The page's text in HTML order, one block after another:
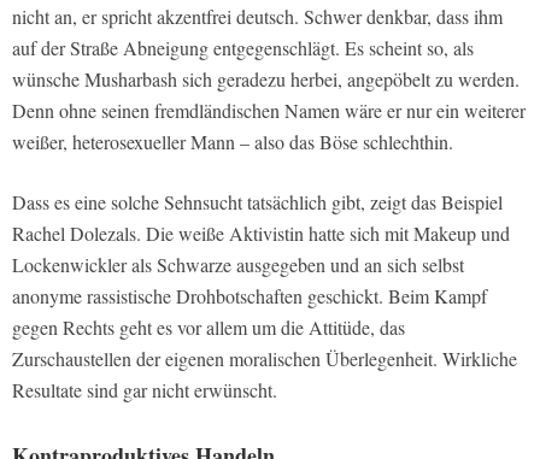
nicht an, er spricht akzentfrei deutsch. Schwer denkbar, dass ihm
auf der Straße Abneigung entgegenschlägt. Es scheint so, als
wünsche Musharbash sich geradezu herbei, angepöbelt zu werden.
Denn ohne seinen fremdländischen Namen wäre er nur ein weiterer
weißer, heterosexueller Mann – also das Böse schlechthin.
Dass es eine solche Sehnsucht tatsächlich gibt, zeigt das Beispiel
Rachel Dolezals. Die weiße Aktivistin hatte sich mit Makeup und
Lockenwickler als Schwarze ausgegeben und an sich selbst
anonyme rassistische Drohbotschaften geschickt. Beim Kampf
gegen Rechts geht es vor allem um die Attitüde, das
Zurschaustellen der eigenen moralischen Überlegenheit. Wirkliche
Resultate sind gar nicht erwünscht.